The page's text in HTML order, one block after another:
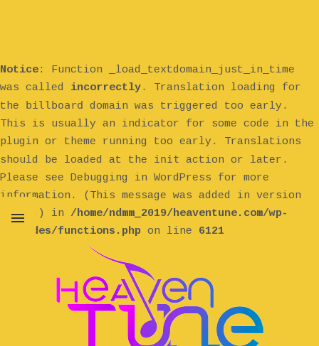
Notice: Function _load_textdomain_just_in_time
was called incorrectly. Translation loading for
the billboard domain was triggered too early.
This is usually an indicator for some code in the
plugin or theme running too early. Translations
should be loaded at the init action or later.
Please see Debugging in WordPress for more
information. (This message was added in version
6.7.0.) in /home/ndmm_2019/heaventune.com/wp-
includes/functions.php on line 6121